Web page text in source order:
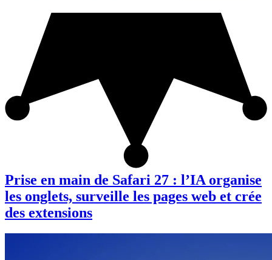
Prise en main de Safari 27 : l’IA organise
les onglets, surveille les pages web et crée
des extensions